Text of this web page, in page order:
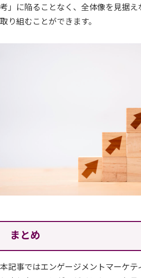
考」に陥ることなく、全体像を見据
取り組むことができます。
まとめ
本記事ではエンゲージメントマーケ